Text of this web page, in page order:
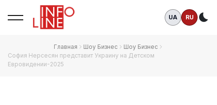
UA RU
Главная Шоу Бизнес
Шоу Бизнес
София Нерсесян представит Украину на Детском
Евровидении-2025